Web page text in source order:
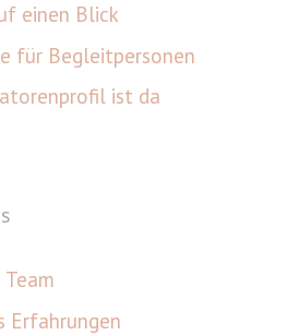
einen Blick
für Begleitpersonen
ist da
Erfahrungen